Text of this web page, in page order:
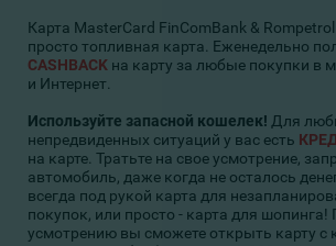
Карта MasterCard FinComBank & Rompetrol
просто топливная карта. Еженедельно
CASHBACK на карту за любые покупки в
и Интернет.
Используйте запасной кошелек! Для
непредвиденных ситуаций у вас есть
на карте. Тратьте на свое усмотрение,
автомобиль, даже когда не осталось
всегда под рукой карта для
покупок, или просто - карта для шопинга!
усмотрению вы сможете открыть карту с